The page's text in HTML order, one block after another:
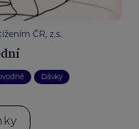
ČR, z.s.
Dávky